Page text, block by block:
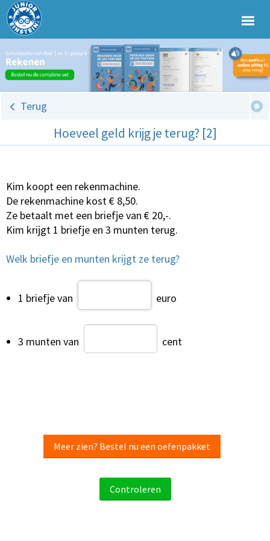
Terug
Hoeveel geld krijg je terug? [2]
Kim koopt een rekenmachine.
De rekenmachine kost € 8,50.
Ze betaalt met een briefje van € 20,-.
Kim krijgt 1 briefje en 3 munten terug.
Welk briefje en munten krijgt ze terug?
1 briefje van euro
3 munten van cent
Meer zien? Bestel nu een oefenpakket